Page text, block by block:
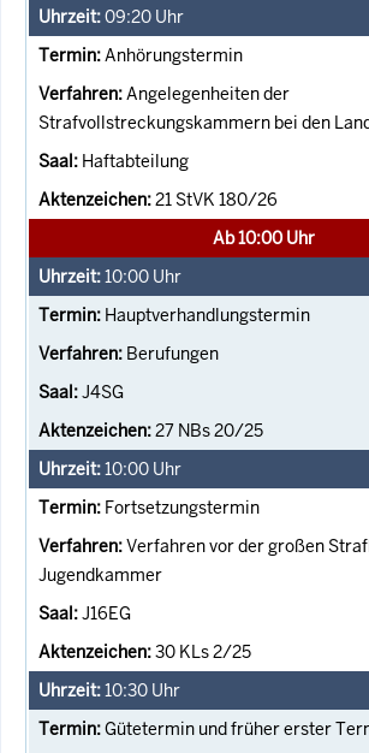
09:20 Uhr
Anhörungstermin
Angelegenheiten der
Strafvollstreckungskammern bei den
Haftabteilung
21 StVK 180/26
Ab 10:00 Uhr
10:00 Uhr
Hauptverhandlungstermin
Berufungen
J4SG
27 NBs 20/25
10:00 Uhr
Fortsetzungstermin
Verfahren vor der großen
Jugendkammer
J16EG
30 KLs 2/25
10:30 Uhr
Gütetermin und früher erster